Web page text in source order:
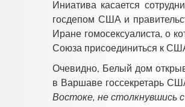
Иниатива касается
госдепом США и
Иране гомосексуалиста, о
Союза присоединиться к
Очевидно, Белый дом
в Варшаве госсекретарь
Востоке, не столкнувшись